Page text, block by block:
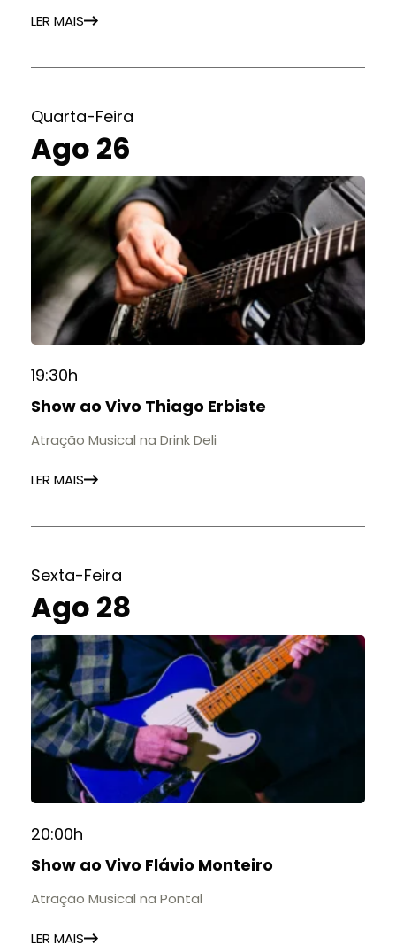
LER MAIS
Quarta-Feira
Ago 26
19:30h
Show ao Vivo Thiago Erbiste
Atração Musical na Drink Deli
LER MAIS
Sexta-Feira
Ago 28
20:00h
Show ao Vivo Flávio Monteiro
Atração Musical na Pontal
LER MAIS